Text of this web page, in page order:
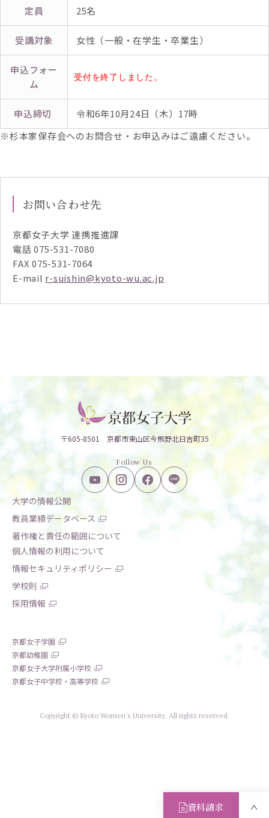
定員 25名
受講対象 女性（一般・在学生・卒業生）
申込フォー
ム
受付を終了しました。
申込締切
令和6年10月24日（木）17時
※杉本家保存会へのお問合せ・お申込みはご遠慮ください。
お問い合わせ先
京都女子大学 連携推進課
電話 075-531-7080
FAX 075-531-7064
E-mail r-suishin@kyoto-wu.ac.jp
〒605-8501 京都市東山区今熊野北日吉町35
Follow Us
大学の情報公開
教員業績データベース
著作権と責任の範囲について
個人情報の利用について
情報セキュリティポリシー
学校則
採用情報
京都女子学園
京都幼稚園
京都女子大学附属小学校
京都女子中学校・高等学校
Copyright © Kyoto Women's University. All rights reserved.
資料請求